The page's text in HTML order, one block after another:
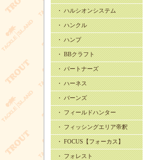
・ ハルシオンシステム
・ ハンクル
・ ハンプ
・ BBクラフト
・ パートナーズ
・ ハーネス
・ バーンズ
・ フィールドハンター
・ フィッシングエリア帝釈
・ FOCUS【フォーカス】
・ フォレスト